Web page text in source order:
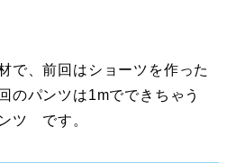
で、前回はショーツを作った
パンツは1mでできちゃう
ツ です。